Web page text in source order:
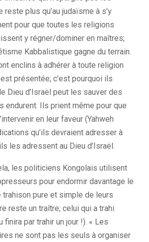
reste plus qu’au judaïsme à s’y
pour que toutes les religions
y régner/dominer en maîtres;
Kabbalistique gagne du terrain.
enclins à adhérer à toute religion
présentée; c’est pourquoi ils
Dieu d’Israël peut les sauver des
endurent. Ils prient même pour que
en leur faveur (Yahweh
qu’ils devraient adresser à
les adressent au Dieu d’Israël.
les politiciens Kongolais utilisent
pour endormir davantage le
trahison pure et simple de leurs
reste un traître; celui qui a trahi
finira par trahir un jour !). « Les
ne sont pas les seuls à organiser